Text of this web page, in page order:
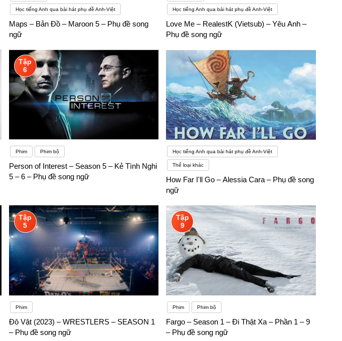
Học tiếng Anh qua bài hát phụ đề Anh-Việt
Maps – Bản Đồ – Maroon 5 – Phụ đề song
ngữ
Học tiếng Anh qua bài hát phụ đề Anh-Việt
Love Me – RealestK (Vietsub) – Yêu Anh –
Phụ đề song ngữ
Tập
6
Phim Phim bộ
Person of Interest – Season 5 – Kẻ Tình Nghi
5 – 6 – Phụ đề song ngữ
Học tiếng Anh qua bài hát phụ đề Anh-Việt
Thể loại khác
How Far I'll Go – Alessia Cara – Phụ đề song
ngữ
Tập
5
Phim
Đô Vật (2023) – WRESTLERS – SEASON 1
– Phụ đề song ngữ
Tập
9
Phim Phim bộ
Fargo – Season 1 – Đi Thật Xa – Phần 1 – 9
– Phụ đề song ngữ